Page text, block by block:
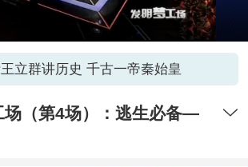
立群讲历史 千古一帝秦始皇
场（第4场）：逃生必备—